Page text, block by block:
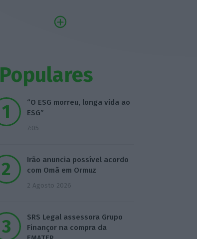
Populares
“O ESG morreu, longa vida ao
ESG”
7:05
Irão anuncia possível acordo
com Omã em Ormuz
2 Agosto 2026
SRS Legal assessora Grupo
Finançor na compra da